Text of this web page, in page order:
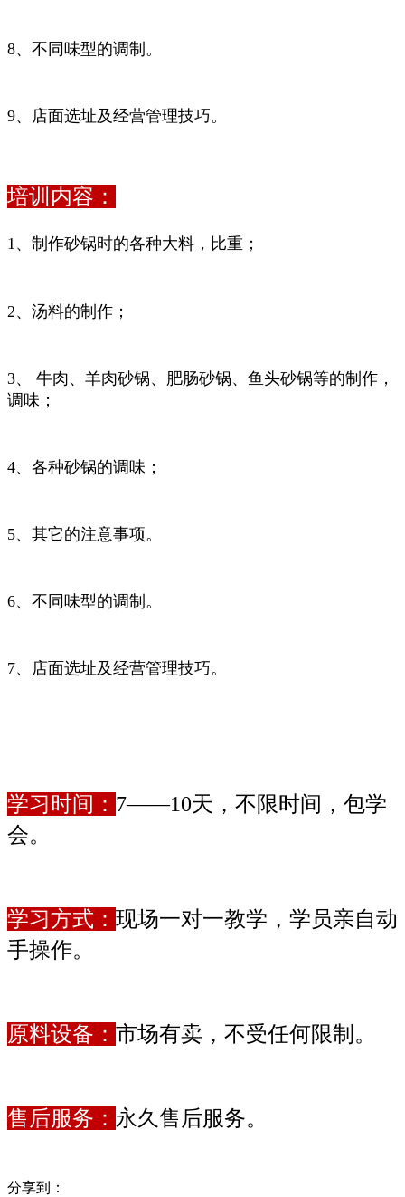
8、不同味型的调制。
9、店面选址及经营管理技巧。
培训内容：
1、制作砂锅时的各种大料，比重；
2、汤料的制作；
3、 牛肉、羊肉砂锅、肥肠砂锅、鱼头砂锅等的制作，
调味；
4、各种砂锅的调味；
5、其它的注意事项。
6、不同味型的调制。
7、店面选址及经营管理技巧。
学习时间： 7——10天，不限时间，包学
会。
学习方式： 现场一对一教学，学员亲自动
手操作。
原料设备： 市场有卖，不受任何限制。
售后服务： 永久售后服务。
分享到：